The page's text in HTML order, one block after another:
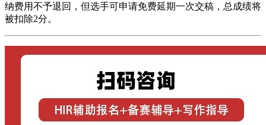
纳费用不予退回，但选手可申请免费延期一次交稿，总成绩将
被扣除2分。